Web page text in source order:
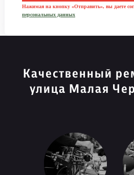
Нажимая на кнопку «Отправить», вы даете
персональных данных
Качественный
улица Малая